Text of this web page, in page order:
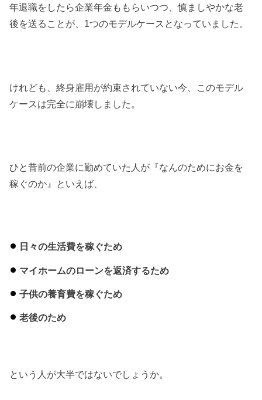
年退職をしたら企業年金ももらいつつ、慎ましやかな老
後を送ることが、1つのモデルケースとなっていました。
けれども、終身雇用が約束されていない今、このモデル
ケースは完全に崩壊しました。
ひと昔前の企業に勤めていた人が『なんのためにお金を
稼ぐのか』といえば、
日々の生活費を稼ぐため
マイホームのローンを返済するため
子供の養育費を稼ぐため
老後のため
という人が大半ではないでしょうか。